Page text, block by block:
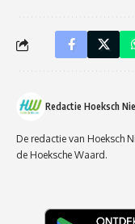
Redactie Hoeksch
De redactie van Hoeksch
de Hoeksche Waard.